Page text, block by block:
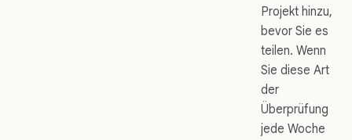
Projekt hinzu,
bevor Sie es
teilen. Wenn
Sie diese Art
der
Überprüfung
jede Woche